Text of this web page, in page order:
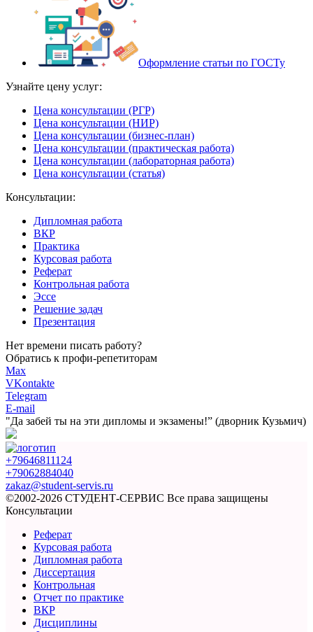
Оформление статьи по ГОСТу
Узнайте цену услуг:
Цена консультации (РГР)
Цена консультации (НИР)
Цена консультации (бизнес-план)
Цена консультации (практическая работа)
Цена консультации (лабораторная работа)
Цена консультации (статья)
Консультации:
Дипломная работа
ВКР
Практика
Курсовая работа
Реферат
Контрольная работа
Эссе
Решение задач
Презентация
Нет времени писать работу?
Обратись к профи-репетиторам
Max
VKontakte
Telegram
E-mail
"Да забей ты на эти дипломы и экзамены!” (дворник Кузьмич)
+79646811124
+79062884040
zakaz@student-servis.ru
©2002-2026 СТУДЕНТ-СЕРВИС Все права защищены
Консультации
Реферат
Курсовая работа
Дипломная работа
Диссертация
Контрольная
Отчет по практике
ВКР
Дисциплины